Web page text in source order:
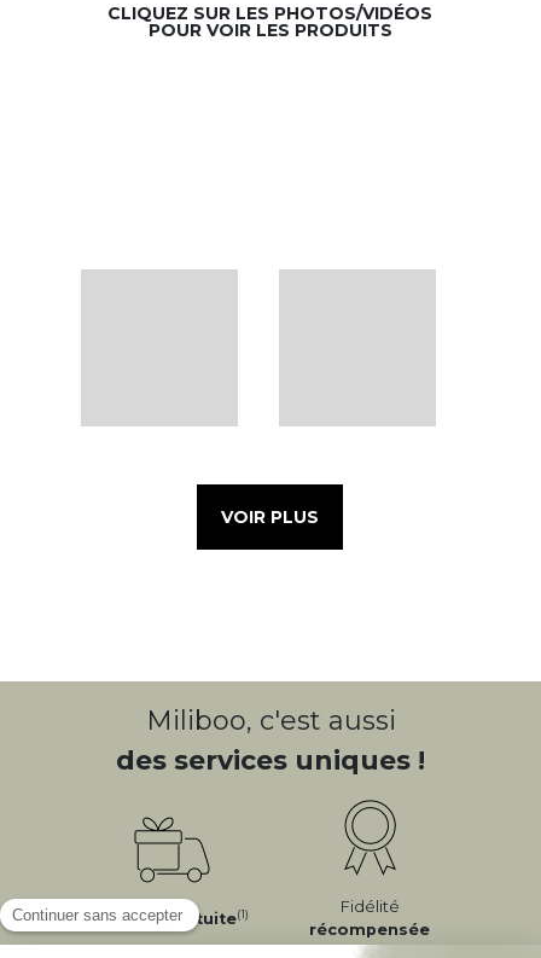
CLIQUEZ SUR LES PHOTOS/VIDÉOS
POUR VOIR LES PRODUITS
VOIR PLUS
Miliboo, c'est aussi
des services uniques !
LivraisonGratuite(1)
Fidélité
récompensée